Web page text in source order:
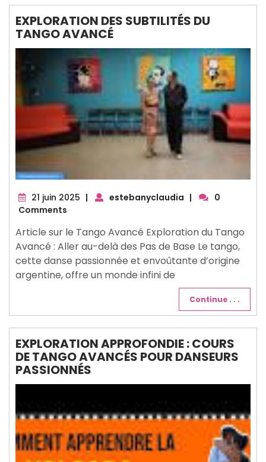
EXPLORATION DES SUBTILITÉS DU
TANGO AVANCÉ
21 juin 2025 21| estebanyclaudia |
0
Comments
Article sur le Tango Avancé Exploration du Tango
Avancé : Aller au-delà des Pas de Base Le tango,
cette danse passionnée et envoûtante d’origine
argentine, offre un monde infini de
Continue . . .
EXPLORATION APPROFONDIE : COURS
DE TANGO AVANCÉS POUR DANSEURS
PASSIONNÉS